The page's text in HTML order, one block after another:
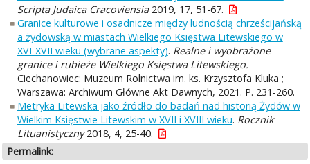
Scripta Judaica Cracoviensia2019, 17, 51-67.
Granice kulturowe i osadnicze między ludnością chrześcijańską
a żydowską w miastach Wielkiego Księstwa Litewskiego w
XVI-XVII wieku (wybrane aspekty). Realne i wyobrażone
granice i rubieże Wielkiego Księstwa Litewskiego.
Ciechanowiec: Muzeum Rolnictwa im. ks. Krzysztofa Kluka ;
Warszawa: Archiwum Główne Akt Dawnych, 2021. P. 231-260.
Metryka Litewska jako źródło do badań nad historią Żydów w
Wielkim Księstwie Litewskim w XVII i XVIII wieku. Rocznik
Lituanistyczny2018, 4, 25-40.
Permalink: